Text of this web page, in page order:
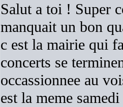
Salut a toi ! Super
manquait un bon
c est la mairie qui
concerts se
occassionnee au
est la meme